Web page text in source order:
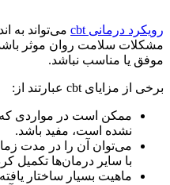
رویکرد درمانی cbt
می‌تواند به
مشکلات سلامت روان موثر
موفق یا مناسب نباشد.
برخی از مزایای cbt عبارتند از:
ممکن است در مواردی که
نشده است، مفید باشد.
می‌توان آن را در مدت
با سایر درمان‌ها تکمیل